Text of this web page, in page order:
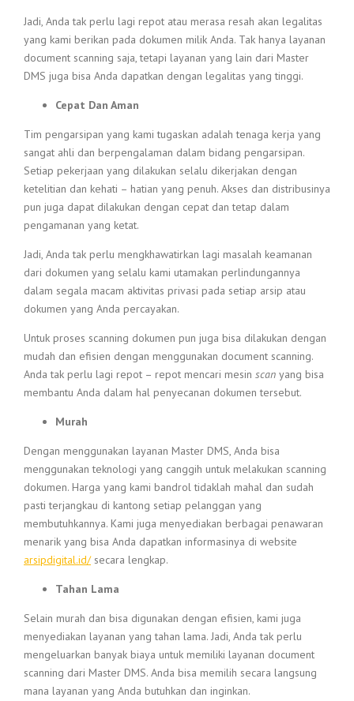
Jadi, Anda tak perlu lagi repot atau merasa resah akan legalitas
yang kami berikan pada dokumen milik Anda. Tak hanya layanan
document scanning saja, tetapi layanan yang lain dari Master
DMS juga bisa Anda dapatkan dengan legalitas yang tinggi.
Cepat Dan Aman
Tim pengarsipan yang kami tugaskan adalah tenaga kerja yang
sangat ahli dan berpengalaman dalam bidang pengarsipan.
Setiap pekerjaan yang dilakukan selalu dikerjakan dengan
ketelitian dan kehati – hatian yang penuh. Akses dan distribusinya
pun juga dapat dilakukan dengan cepat dan tetap dalam
pengamanan yang ketat.
Jadi, Anda tak perlu mengkhawatirkan lagi masalah keamanan
dari dokumen yang selalu kami utamakan perlindungannya
dalam segala macam aktivitas privasi pada setiap arsip atau
dokumen yang Anda percayakan.
Untuk proses scanning dokumen pun juga bisa dilakukan dengan
mudah dan efisien dengan menggunakan document scanning.
Anda tak perlu lagi repot – repot mencari mesin scan yang bisa
membantu Anda dalam hal penyecanan dokumen tersebut.
Murah
Dengan menggunakan layanan Master DMS, Anda bisa
menggunakan teknologi yang canggih untuk melakukan scanning
dokumen. Harga yang kami bandrol tidaklah mahal dan sudah
pasti terjangkau di kantong setiap pelanggan yang
membutuhkannya. Kami juga menyediakan berbagai penawaran
menarik yang bisa Anda dapatkan informasinya di website
arsipdigital.id/secara lengkap.
Tahan Lama
Selain murah dan bisa digunakan dengan efisien, kami juga
menyediakan layanan yang tahan lama. Jadi, Anda tak perlu
mengeluarkan banyak biaya untuk memiliki layanan document
scanning dari Master DMS. Anda bisa memilih secara langsung
mana layanan yang Anda butuhkan dan inginkan.